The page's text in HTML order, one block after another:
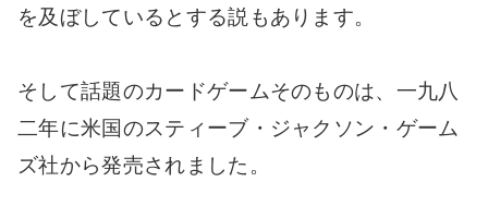
を及ぼしているとする説もあります。
そして話題のカードゲームそのものは、一九八
二年に米国のスティーブ・ジャクソン・ゲーム
ズ社から発売されました。